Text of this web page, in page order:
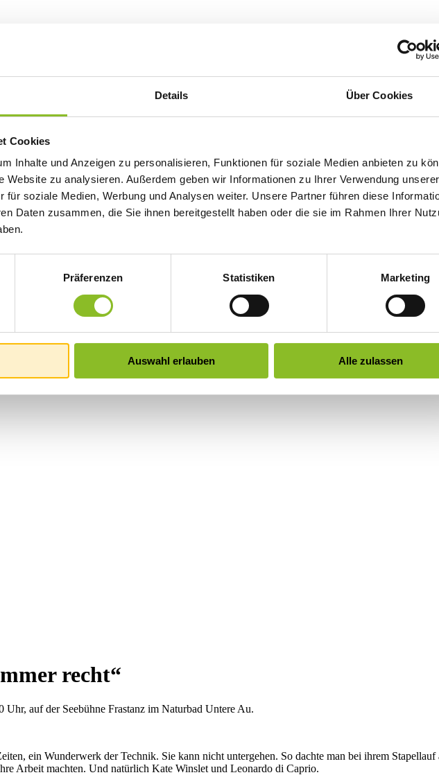
Details Über Cookies
Cookies
Inhalte und Anzeigen zu personalisieren, Funktionen für soziale Medien anbieten zu
Website zu analysieren. Außerdem geben wir Informationen zu Ihrer Verwendung unserer
für soziale Medien, Werbung und Analysen weiter. Unsere Partner führen diese
Daten zusammen, die Sie ihnen bereitgestellt haben oder die sie im Rahmen Ihrer
Präferenzen Statistiken Marketing
Auswahl erlauben Alle zulassen
recht“
auf der Seebühne Frastanz im Naturbad Untere Au.
ein Wunderwerk der Technik. Sie kann nicht untergehen. So dachte man bei ihrem
Arbeit machten. Und natürlich Kate Winslet und Leonardo di Caprio.